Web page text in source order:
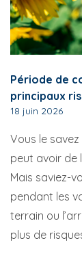
Période de
principaux
18 juin 2026
Vous le
peut avoir de
Mais saviez-
pendant les
terrain ou
plus de